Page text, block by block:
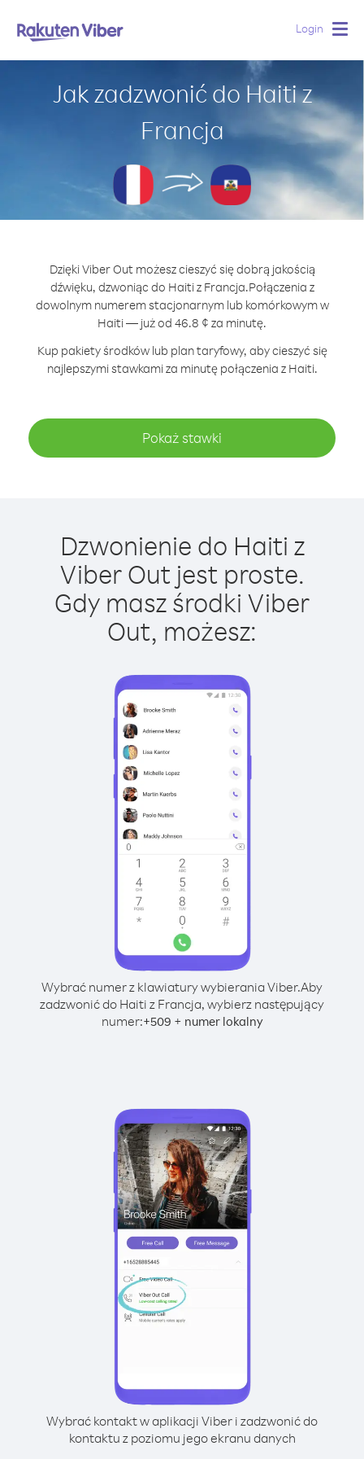
Login
Jak zadzwonić do Haiti z
Francja
Dzięki Viber Out możesz cieszyć się dobrą jakością
dźwięku, dzwoniąc do Haiti z Francja.Połączenia z
dowolnym numerem stacjonarnym lub komórkowym w
Haiti — już od 46.8 ¢ za minutę.
Kup pakiety środków lub plan taryfowy, aby cieszyć się
najlepszymi stawkami za minutę połączenia z Haiti.
Pokaż stawki
Dzwonienie do Haiti z
Viber Out jest proste.
Gdy masz środki Viber
Out, możesz:
Wybrać numer z klawiatury wybierania Viber.Aby
zadzwonić do Haiti z Francja, wybierz następujący
numer:+509 + numer lokalny
Wybrać kontakt w aplikacji Viber i zadzwonić do
kontaktu z poziomu jego ekranu danych